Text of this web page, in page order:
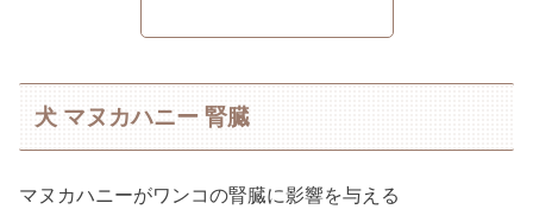
犬 マヌカハニー 腎臓
マヌカハニーがワンコの腎臓に影響を与える